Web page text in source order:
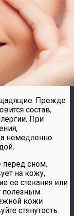
Прежде
состав,
При
немедленно
перед сном,
на кожу,
ее стекания или
полезным
кожи
стянутость.